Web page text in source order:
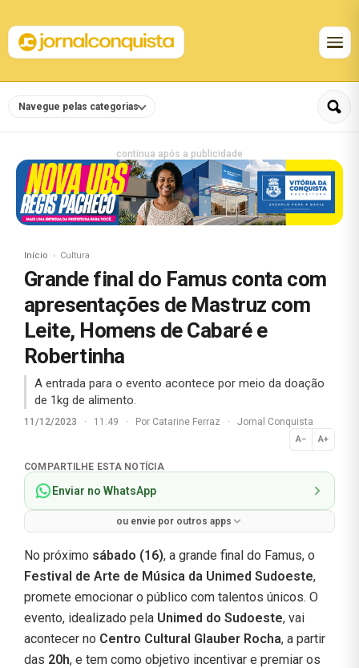
Navegue pelas categorias
continua após a publicidade
Início Cultura
Grande final do Famus conta com
apresentações de Mastruz com
Leite, Homens de Cabaré e
Robertinha
A entrada para o evento acontece por meio da doação
de 1kg de alimento.
11/12/2023 · 11:49 · Por Catarine Ferraz · Jornal Conquista
A− A+
Normal
COMPARTILHE ESTA NOTÍCIA
Enviar no WhatsApp
ou envie por outros apps
No próximo sábado (16), a grande final do Famus, o
Festival de Arte de Música da Unimed Sudoeste,
promete emocionar o público com talentos únicos. O
evento, idealizado pela Unimed do Sudoeste, vai
acontecer no Centro Cultural Glauber Rocha, a partir
das 20h, e tem como objetivo incentivar e premiar os